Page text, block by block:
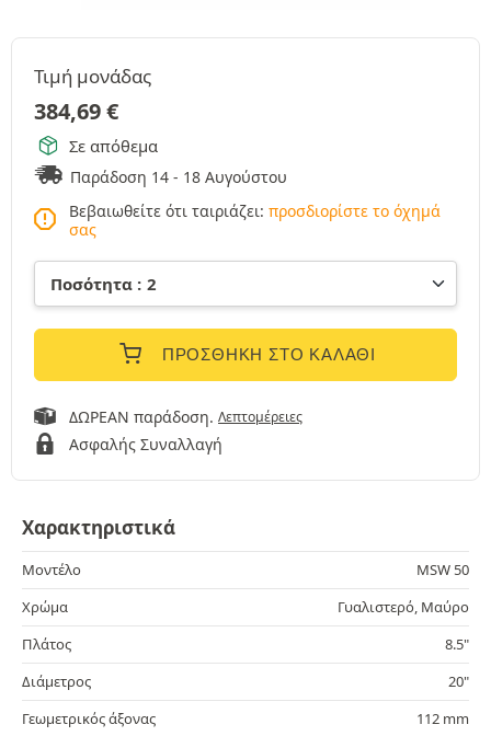
Τιμή μονάδας
384,69€
Σε απόθεμα
Παράδοση 14 - 18 Αυγούστου
Βεβαιωθείτε ότι ταιριάζει: προσδιορίστε το όχημά
σας
ΠΡΟΣΘΉΚΗ ΣΤΟ ΚΑΛΆΘΙ
ΔΩΡΕΑΝ παράδοση. Λεπτομέρειες
Ασφαλής Συναλλαγή
Χαρακτηριστικά
Μοντέλο
MSW 50
Χρώμα
Γυαλιστερό, Μαύρο
Πλάτος
8.5"
Διάμετρος
20"
Γεωμετρικός άξονας
112 mm